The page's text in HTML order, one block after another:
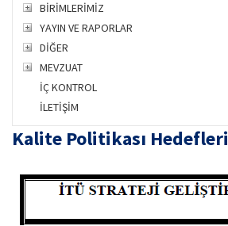
BİRİMLERİMİZ
YAYIN VE RAPORLAR
DİĞER
MEVZUAT
İÇ KONTROL
İLETİŞİM
Kalite Politikası Hedefleri